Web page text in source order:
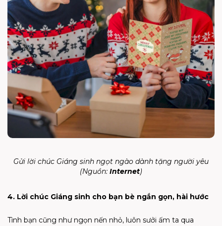
Gửi lời chúc Giáng sinh ngọt ngào dành tặng người yêu
(Nguồn: Internet)
4. Lời chúc Giáng sinh cho bạn bè ngắn gọn, hài hước
Tình bạn cũng như ngọn nến nhỏ, luôn sưởi ấm ta qua